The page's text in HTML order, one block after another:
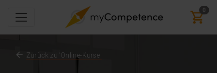
0
Zurück zu 'Online-Kurse'